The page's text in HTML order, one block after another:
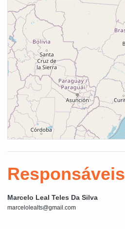
Responsáveis
Marcelo Leal Teles Da Silva
marcelolealts@gmail.com